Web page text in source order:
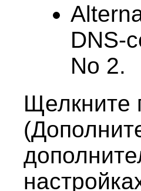
DNS-
No 2.
Щелкните